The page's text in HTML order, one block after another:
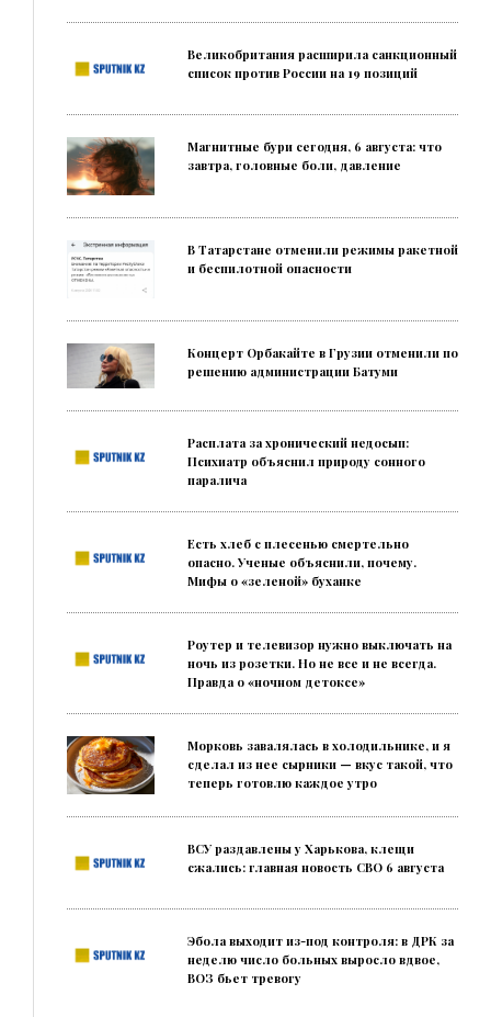
Великобритания расширила санкционный
список против России на 19 позиций
Магнитные бури сегодня, 6 августа: что
завтра, головные боли, давление
В Татарстане отменили режимы ракетной
и беспилотной опасности
Концерт Орбакайте в Грузии отменили по
решению администрации Батуми
Расплата за хронический недосып:
Психиатр объяснил природу сонного
паралича
Есть хлеб с плесенью смертельно
опасно. Ученые объяснили, почему.
Мифы о «зеленой» буханке
Роутер и телевизор нужно выключать на
ночь из розетки. Но не все и не всегда.
Правда о «ночном детоксе»
Морковь завалялась в холодильнике, и я
сделал из нее сырники — вкус такой, что
теперь готовлю каждое утро
ВСУ раздавлены у Харькова, клещи
сжались: главная новость СВО 6 августа
Эбола выходит из-под контроля: в ДРК за
неделю число больных выросло вдвое,
ВОЗ бьет тревогу